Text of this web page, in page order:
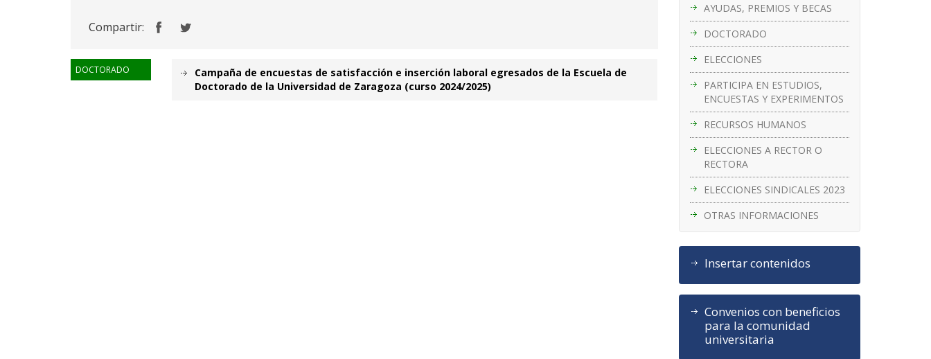
AYUDAS, PREMIOS Y BECAS
DOCTORADO
ELECCIONES
PARTICIPA EN ESTUDIOS,
ENCUESTAS Y EXPERIMENTOS
RECURSOS HUMANOS
ELECCIONES A RECTOR O
RECTORA
ELECCIONES SINDICALES 2023
OTRAS INFORMACIONES
Insertar contenidos
Convenios con beneficios
para la comunidad
universitaria
Compartir:
DOCTORADO
Campaña de encuestas de satisfacción e inserción laboral egresados de la Escuela de
Doctorado de la Universidad de Zaragoza (curso 2024/2025)